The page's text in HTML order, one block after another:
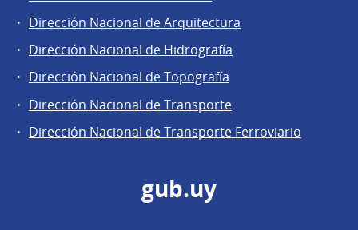
Dirección Nacional de Arquitectura
Dirección Nacional de Hidrografía
Dirección Nacional de Topografía
Dirección Nacional de Transporte
Dirección Nacional de Transporte Ferroviario
gub.uy